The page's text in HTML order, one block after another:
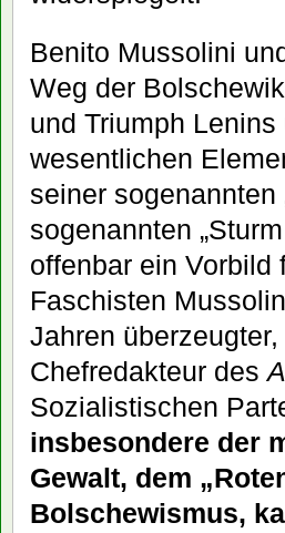
Benito Mussolini
Weg der
und Triumph
wesentlichen
seiner sogenannten
sogenannten
offenbar ein Vorbild
Faschisten
Jahren
Chefredakteur des
Sozialistischen
insbesondere der
Gewalt, dem
Bolschewismus,